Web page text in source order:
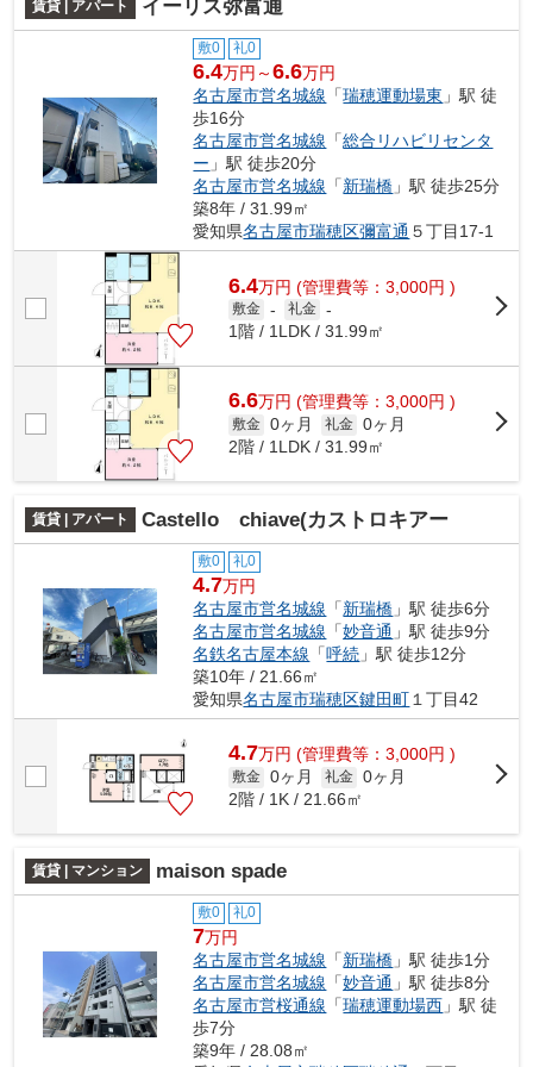
賃貸 | アパート イーリス弥富通
敷0 礼0
6.4万円～6.6万円
名古屋市営名城線 「瑞穂運動場東 」駅 徒
歩16分
名古屋市営名城線 「総合リハビリセンタ
ー 」駅 徒歩20分
名古屋市営名城線 「新瑞橋 」駅 徒歩25分
築8年 / 31.99㎡
愛知県名古屋市瑞穂区彌富通 ５丁目17-1
6.4万円 (管理費等：3,000円 )
敷金 - 礼金 -
1階 / 1LDK / 31.99㎡
6.6万円 (管理費等：3,000円 )
敷金 0ヶ月 礼金 0ヶ月
2階 / 1LDK / 31.99㎡
賃貸 | アパート Castello chiave(カストロキアー
敷0 礼0
4.7万円
名古屋市営名城線 「新瑞橋 」駅 徒歩6分
名古屋市営名城線 「妙音通 」駅 徒歩9分
名鉄名古屋本線 「呼続 」駅 徒歩12分
築10年 / 21.66㎡
愛知県名古屋市瑞穂区鍵田町 １丁目42
4.7万円 (管理費等：3,000円 )
敷金 0ヶ月 礼金 0ヶ月
2階 / 1K / 21.66㎡
賃貸 | マンション maison spade
敷0 礼0
7万円
名古屋市営名城線 「新瑞橋 」駅 徒歩1分
名古屋市営名城線 「妙音通 」駅 徒歩8分
名古屋市営桜通線 「瑞穂運動場西 」駅 徒
歩7分
築9年 / 28.08㎡